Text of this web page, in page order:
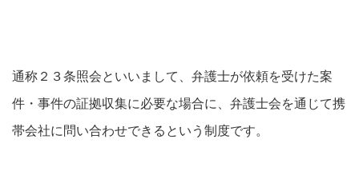
通称２３条照会といいまして、弁護士が依頼を受けた案
件・事件の証拠収集に必要な場合に、弁護士会を通じて携
帯会社に問い合わせできるという制度です。